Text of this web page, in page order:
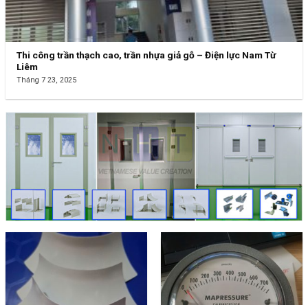
Thi công trần thạch cao, trần nhựa giả gỗ – Điện lực Nam Từ
Liêm
Tháng 7 23, 2025